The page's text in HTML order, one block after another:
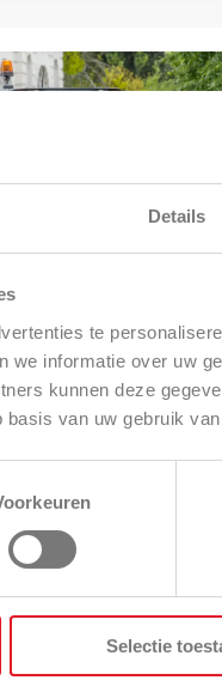
Details
te
we informatie over uw
kunnen deze
van uw gebruik
Selectie